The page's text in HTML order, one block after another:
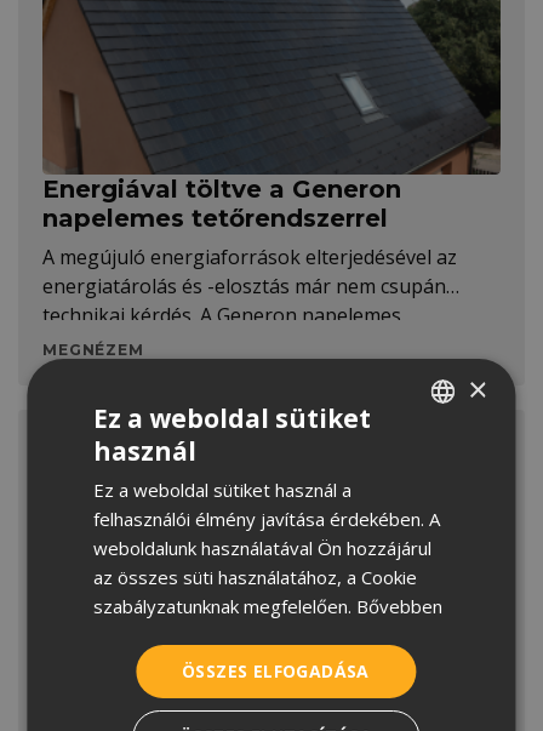
Energiával töltve a Generon
napelemes tetőrendszerrel
A megújuló energiaforrások elterjedésével az
energiatárolás és -elosztás már nem csupán
technikai kérdés. A Generon napelemes
tetőrendszer kompromisszummentes, esztétikus
megoldást kínál az ellátásbiztonság növelésére.
MEGNÉZEM
Emberléptékű városok – a térkő
mint a közösségi terek kulcsa
SERBIAN
×
Ez a weboldal sütiket
használ
Ez a weboldal sütiket használ a
felhasználói élmény javítása érdekében. A
weboldalunk használatával Ön hozzájárul
az összes süti használatához, a Cookie
szabályzatunknak megfelelően. Bővebben
ÖSSZES ELFOGADÁSA